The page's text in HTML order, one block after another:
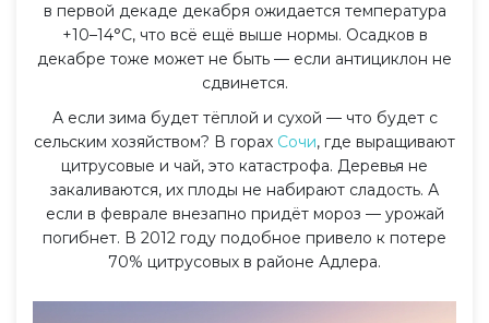
в первой декаде декабря ожидается температура
+10–14°C, что всё ещё выше нормы. Осадков в
декабре тоже может не быть — если антициклон не
сдвинется.
А если зима будет тёплой и сухой — что будет с
сельским хозяйством? В горах Сочи, где выращивают
цитрусовые и чай, это катастрофа. Деревья не
закаливаются, их плоды не набирают сладость. А
если в феврале внезапно придёт мороз — урожай
погибнет. В 2012 году подобное привело к потере
70% цитрусовых в районе Адлера.